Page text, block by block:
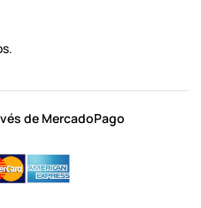
de MercadoPago